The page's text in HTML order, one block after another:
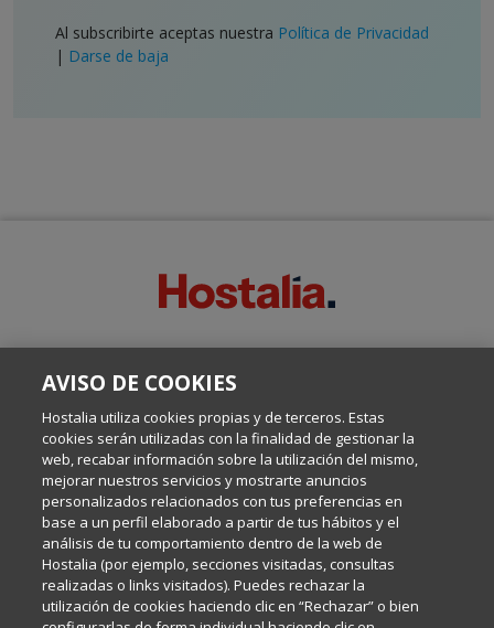
Al subscribirte aceptas nuestra Política de Privacidad
| Darse de baja
Escrito por el equipo de Comunicación de Hostalia, dirigido por
Internet y Tecnología.
Política de privacidad
Política de cookies
Aviso legal
AVISO DE COOKIES
Hostalia utiliza cookies propias y de terceros. Estas
cookies serán utilizadas con la finalidad de gestionar la
web, recabar información sobre la utilización del mismo,
mejorar nuestros servicios y mostrarte anuncios
personalizados relacionados con tus preferencias en
base a un perfil elaborado a partir de tus hábitos y el
análisis de tu comportamiento dentro de la web de
Hostalia (por ejemplo, secciones visitadas, consultas
realizadas o links visitados). Puedes rechazar la
utilización de cookies haciendo clic en “Rechazar” o bien